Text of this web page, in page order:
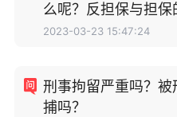
么呢？反担保与担保
2023-03-23 15:47:24
刑事拘留严重吗？
捕吗？